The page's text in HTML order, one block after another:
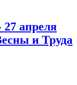
апреля
и Труда